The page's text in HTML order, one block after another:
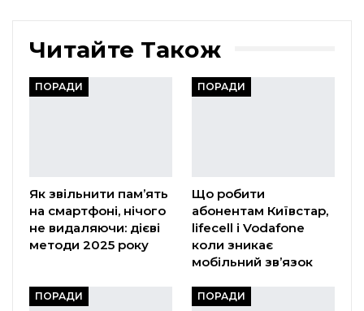
Читайте Також
ПОРАДИ
Як звільнити пам’ять
на смартфоні, нічого
не видаляючи: дієві
методи 2025 року
ПОРАДИ
Що робити
абонентам Київстар,
lifecell і Vodafone
коли зникає
мобільний зв’язок
ПОРАДИ ПОРАДИ